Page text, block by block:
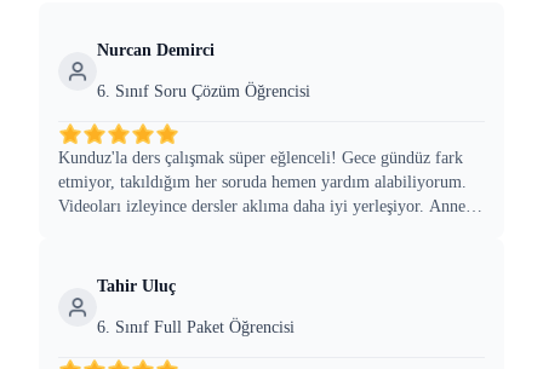
Nurcan Demirci
6. Sınıf Soru Çözüm Öğrencisi
Kunduz'la ders çalışmak süper eğlenceli! Gece gündüz fark
etmiyor, takıldığım her soruda hemen yardım alabiliyorum.
Videoları izleyince dersler aklıma daha iyi yerleşiyor. Annem
Tahir Uluç
6. Sınıf Full Paket Öğrencisi